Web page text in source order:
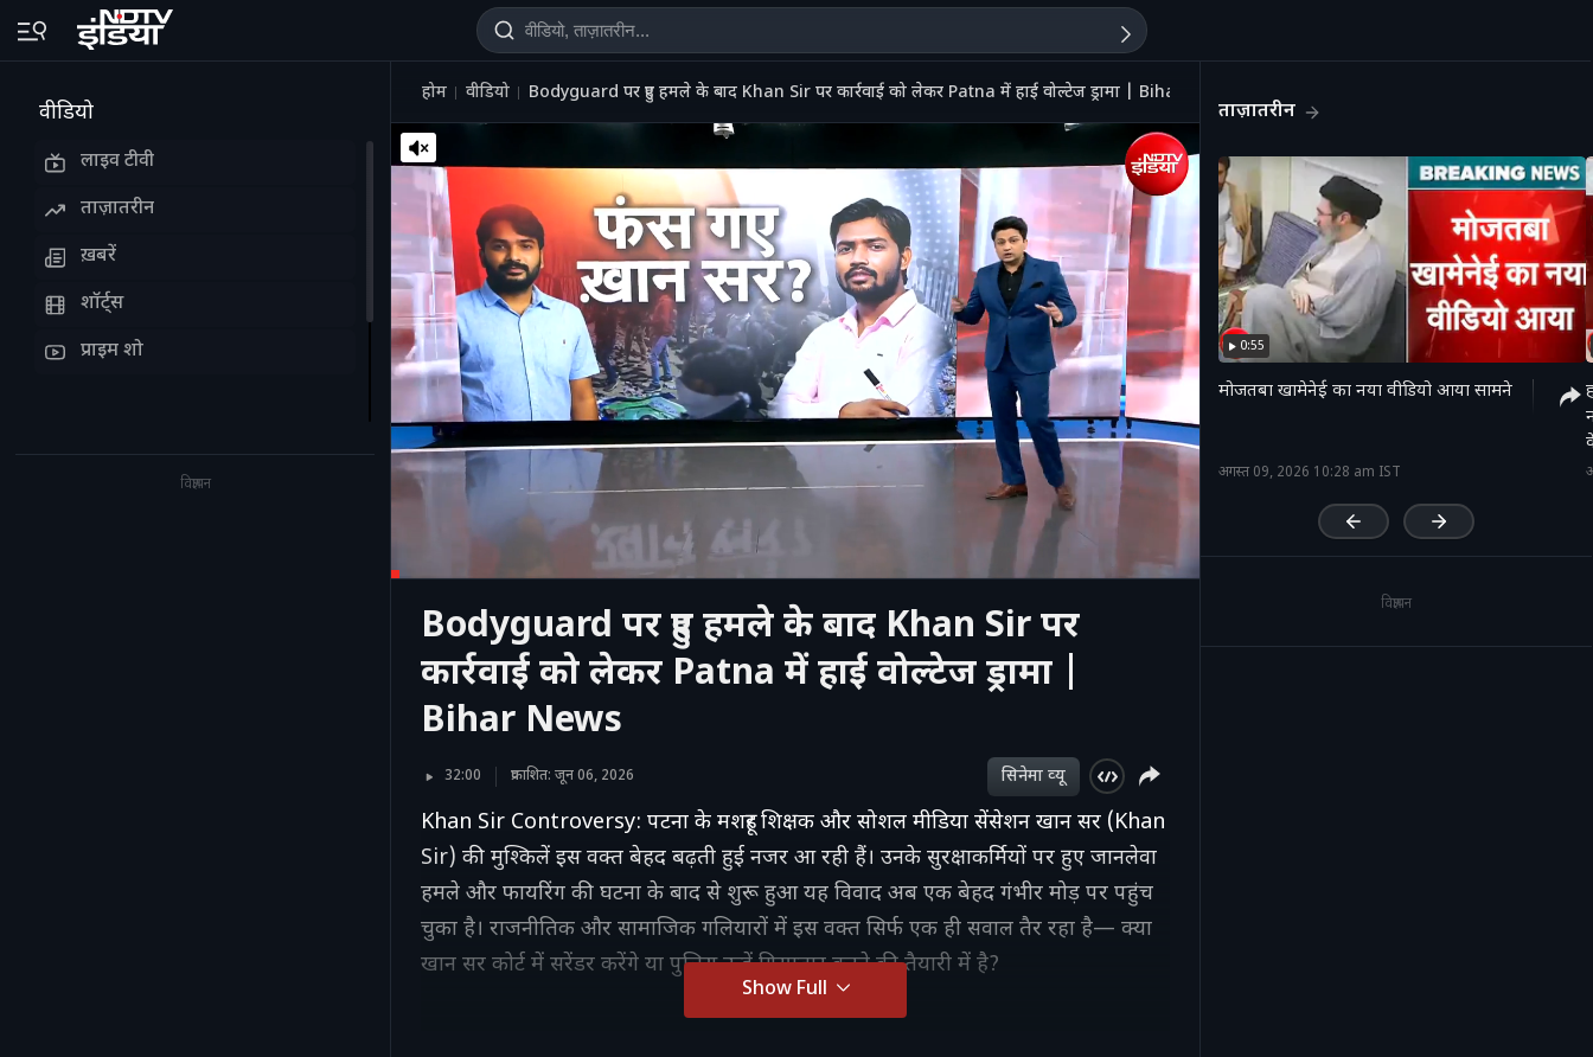
वीडियो
लाइव टीवी
ताज़ातरीन
ख़बरें
शॉर्ट्स
प्राइम शो
विज्ञापन
होम वीडियो Bodyguard पर हुए हमले के बाद Khan Sir पर कार्रवाई को लेकर Patna में हाई वोल्टेज ड्रामा | Bihar News
'
Bodyguard पर हुए हमले के बाद Khan Sir पर
कार्रवाई को लेकर Patna में हाई वोल्टेज ड्रामा |
Bihar News
32:00 प्रकाशित: जून 06, 2026 सिनेमा व्‍यू
Khan Sir Controversy: पटना के मशहूर शिक्षक और सोशल मीडिया सेंसेशन खान सर (Khan
Sir) की मुश्किलें इस वक्त बेहद बढ़ती हुई नजर आ रही हैं। उनके सुरक्षाकर्मियों पर हुए जानलेवा
हमले और फायरिंग की घटना के बाद से शुरू हुआ यह विवाद अब एक बेहद गंभीर मोड़ पर पहुंच
चुका है। राजनीतिक और सामाजिक गलियारों में इस वक्त सिर्फ एक ही सवाल तैर रहा है— क्या
खान सर कोर्ट में सरेंडर करेंगे या पुलिस उन्हें गिरफ्तार करने की तैयारी में है?
Show Full
ताज़ातरीन
0:55
मोजतबा खामेनेई का नया वीडियो आया सामने
अगस्त 09, 2026 10:28 am IST
विज्ञापन